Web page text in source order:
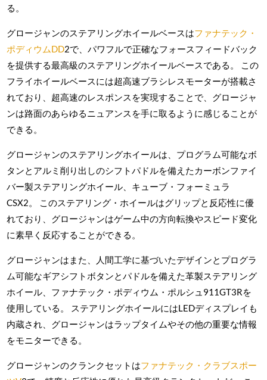
る。
グロージャンのステアリングホイールベースはファナテック・
ポディウムDD2で、パワフルで正確なフォースフィードバック
を提供する最高級のステアリングホイールベースである。 この
フライホイールベースには超高速ブラシレスモーターが搭載さ
れており、超高速のレスポンスを実現することで、グロージャ
ンは路面のあらゆるニュアンスを手に取るように感じることが
できる。
グロージャンのステアリングホイールは、プログラム可能なボ
タンとアルミ削り出しのシフトパドルを備えたカーボンファイ
バー製ステアリングホイール、キューブ・フォーミュラ
CSX2。 このステアリング・ホイールはグリップと反応性に優
れており、グロージャンはゲーム中の方向転換やスピード変化
に素早く反応することができる。
グロージャンはまた、人間工学に基づいたデザインとプログラ
ム可能なギアシフトボタンとパドルを備えた革製ステアリング
ホイール、ファナテック・ポディウム・ポルシュ911GT3Rを
使用している。 ステアリングホイールにはLEDディスプレイも
内蔵され、グロージャンはラップタイムやその他の重要な情報
をモニターできる。
グロージャンのクランクセットはファナテック・クラブスポー